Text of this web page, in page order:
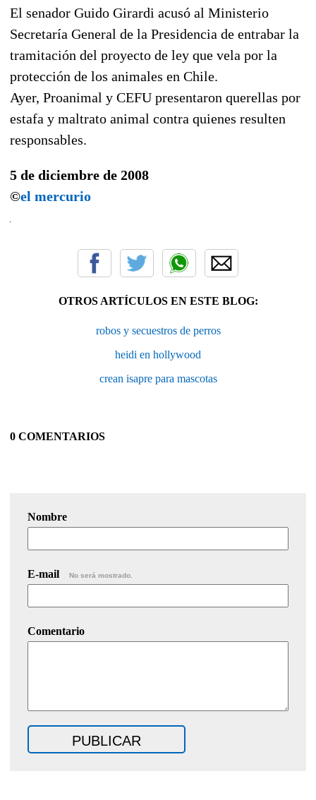
El senador Guido Girardi acusó al Ministerio
Secretaría General de la Presidencia de entrabar la
tramitación del proyecto de ley que vela por la
protección de los animales en Chile.
Ayer, Proanimal y CEFU presentaron querellas por
estafa y maltrato animal contra quienes resulten
responsables.
5 de diciembre de 2008
©el mercurio
OTROS ARTÍCULOS EN ESTE BLOG:
robos y secuestros de perros
heidi en hollywood
crean isapre para mascotas
0 COMENTARIOS
Nombre
E-mail No será mostrado.
Comentario